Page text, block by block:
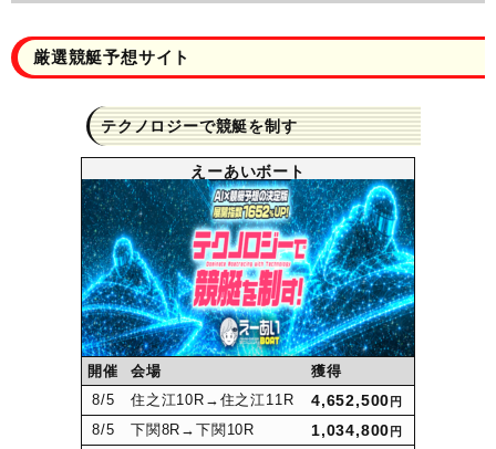
厳選競艇予想サイト
テクノロジーで競艇を制す
えーあいボート
開催 会場
獲得
8/5 住之江10R →住之江11R 4,652,500 円
8/5 下関8R →下関10R 1,034,800 円